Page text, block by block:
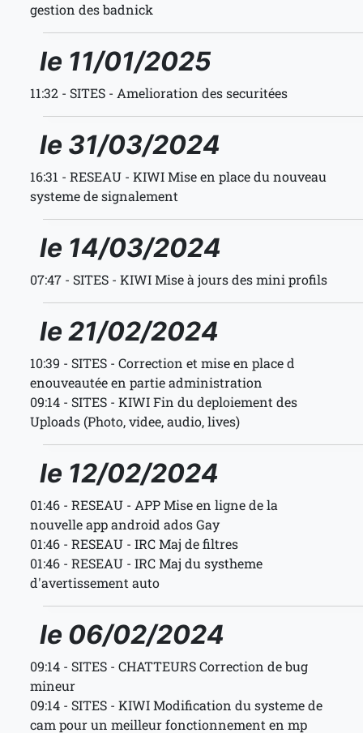
gestion des badnick
le 11/01/2025
11:32 - SITES - Amelioration des securitées
le 31/03/2024
16:31 - RESEAU - KIWI Mise en place du nouveau
systeme de signalement
le 14/03/2024
07:47 - SITES - KIWI Mise à jours des mini profils
le 21/02/2024
10:39 - SITES - Correction et mise en place d
enouveautée en partie administration
09:14 - SITES - KIWI Fin du deploiement des
Uploads (Photo, videe, audio, lives)
le 12/02/2024
01:46 - RESEAU - APP Mise en ligne de la
nouvelle app android ados Gay
01:46 - RESEAU - IRC Maj de filtres
01:46 - RESEAU - IRC Maj du systheme
d'avertissement auto
le 06/02/2024
09:14 - SITES - CHATTEURS Correction de bug
mineur
09:14 - SITES - KIWI Modification du systeme de
cam pour un meilleur fonctionnement en mp